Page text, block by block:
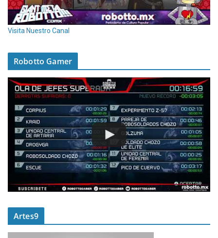
Visita Nuestro Canal
Robotto Gamer
Artes9